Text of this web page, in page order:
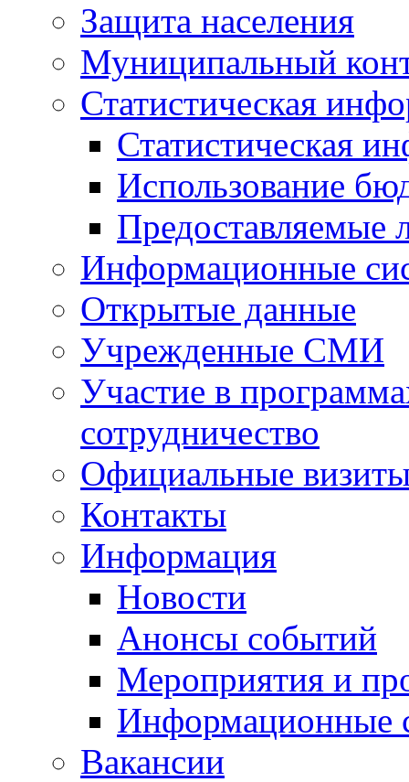
Защита населения
Муниципальный
Статистическая
Статистическая
Использование
Предоставляемые
Информационные
Открытые данные
Учрежденные СМИ
Участие в
сотрудничество
Официальные
Контакты
Информация
Новости
Анонсы событий
Мероприятия и
Информационные
Вакансии